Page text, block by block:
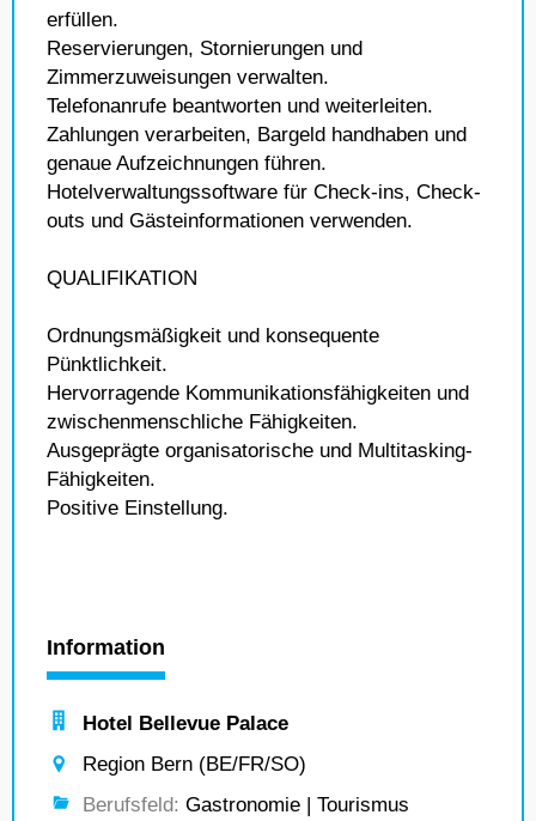
erfüllen.
Reservierungen, Stornierungen und
Zimmerzuweisungen verwalten.
Telefonanrufe beantworten und weiterleiten.
Zahlungen verarbeiten, Bargeld handhaben und
genaue Aufzeichnungen führen.
Hotelverwaltungssoftware für Check-ins, Check-
outs und Gästeinformationen verwenden.
QUALIFIKATION
Ordnungsmäßigkeit und konsequente
Pünktlichkeit.
Hervorragende Kommunikationsfähigkeiten und
zwischenmenschliche Fähigkeiten.
Ausgeprägte organisatorische und Multitasking-
Fähigkeiten.
Positive Einstellung.
Information
Hotel Bellevue Palace
Region Bern (BE/FR/SO)
Berufsfeld: Gastronomie | Tourismus